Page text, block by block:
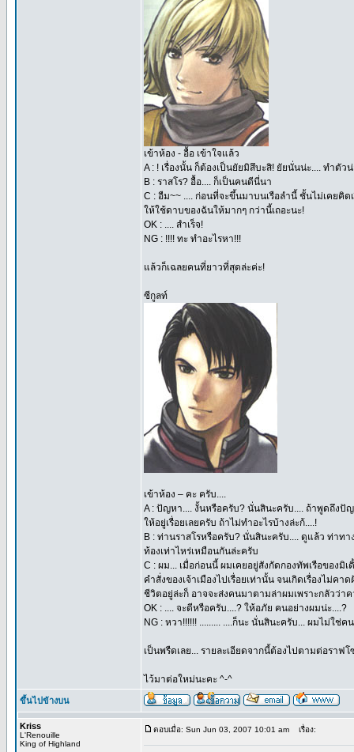
เข้าห้อง - อื้อ เข้าใจแล้ว
A : ! เรื่องนั้น ก็ต้องเป็นยัยมิสึบะสิ! ยัยนั่นน่ะ.... ทำตัว
B : ราสโร? อื้อ.... ก็เป็นคนดีนี่นา
C : อืม~~ .... ก่อนที่จะขึ้นมาบนเรือลำนี้ ชั้นไม่เคยคิด
ให้ใช้ดาบของฉันให้มากๆ กว่านี้เถอะนะ!
OK : .... สำเร็จ!
NG : !!!! ทะ ทำอะไรหา!!!
แล้วก็เฉลยคนที่ยาวที่สุดล่ะค่ะ!
ซีกูลท์
เข้าห้อง – คะ ครับ....
A : ปัญหา.... งั้นหรือครับ? นั่นสินะครับ.... ถ้าพูดถึงปั
ให้อยู่เรื่อยเลยครับ ถ้าไม่ทำอะไรบ้างล่ะก้....!
B : ท่านราสโรหรือครับ? นั่นสินะครับ.... ดูแล้ว ท่าท
ท้องเท่าไหร่เหมือนกันล่ะครับ
C : ผม... เมื่อก่อนนี้ ผมเคยอยู่สังกัดกองทัพเรือของ
คำสั่งของเจ้าเมืองไปเรื่อยเท่านั้น จนเกิดเรื่องไม่
ชีวิตอยู่ล่ะก็ อาจจะส่งคนมาตามล่าผมเพราะกลัวว่า
OK : .... จะดีหรือครับ....? ให้อภัย คนอย่างผมน่ะ....?
NG : หวา!!!!!! ......... ....ก็นะ นั่นสินะครับ... ผมไม่ใช่
เป็นพรืดเลย... รายละเอียดจากนี้ต้องไปตามต่อราฟโ
ไว้มาต่อใหม่นะคะ ^-^
ขึ้นไปข้างบน
Kriss
L'Renouille
King of Highland
ตอบเมื่อ: Sun Jun 03, 2007 10:01 am เรื่อง: